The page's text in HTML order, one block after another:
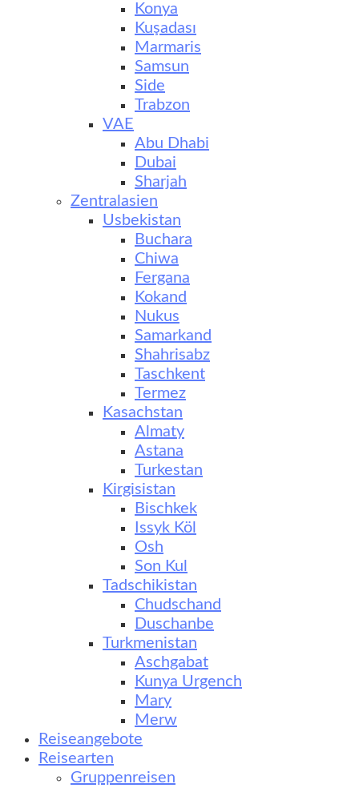
Konya
Kuşadası
Marmaris
Samsun
Side
Trabzon
VAE
Abu Dhabi
Dubai
Sharjah
Zentralasien
Usbekistan
Buchara
Chiwa
Fergana
Kokand
Nukus
Samarkand
Shahrisabz
Taschkent
Termez
Kasachstan
Almaty
Astana
Turkestan
Kirgisistan
Bischkek
Issyk Köl
Osh
Son Kul
Tadschikistan
Chudschand
Duschanbe
Turkmenistan
Aschgabat
Kunya Urgench
Mary
Merw
Reiseangebote
Reisearten
Gruppenreisen